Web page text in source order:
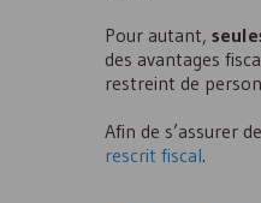
Pour autant,
des avantages
restreint de
Afin de s’assurer
rescrit fiscal.